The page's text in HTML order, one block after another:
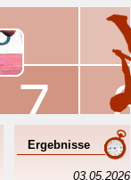
Ergebnisse
03.05.2026